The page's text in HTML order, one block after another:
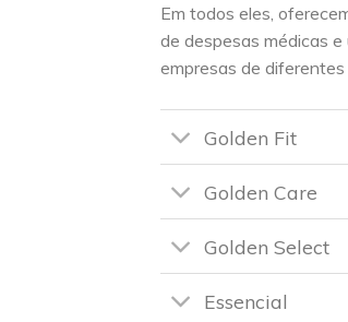
Em todos eles,
de despesas médicas
empresas de diferentes
Golden Fit
Golden Care
Golden Select
Essencial